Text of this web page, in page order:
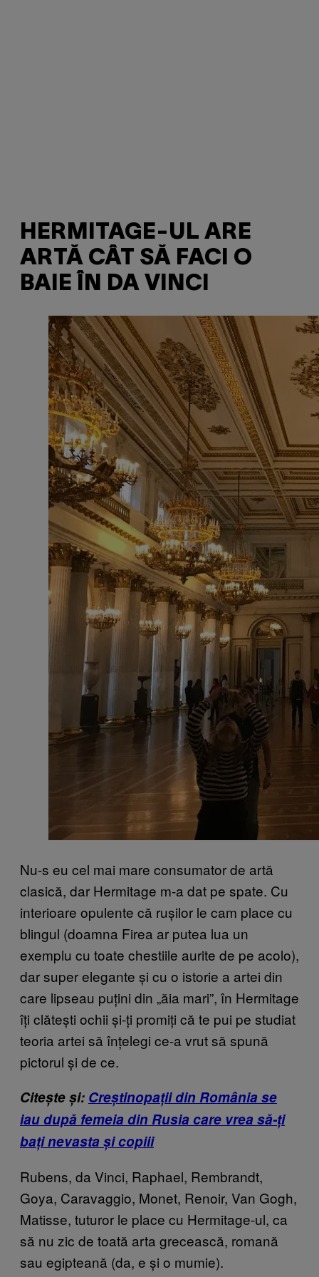
HERMITAGE-UL ARE
ARTĂ CÂT SĂ FACI O
BAIE ÎN DA VINCI
Nu-s eu cel mai mare consumator de artă
clasică, dar Hermitage m-a dat pe spate. Cu
interioare opulente că rușilor le cam place cu
blingul (doamna Firea ar putea lua un
exemplu cu toate chestiile aurite de pe acolo),
dar super elegante și cu o istorie a artei din
care lipseau puțini din „ăia mari”, în Hermitage
îți clătești ochii și-ți promiți că te pui pe studiat
teoria artei să înțelegi ce-a vrut să spună
pictorul și de ce.
Citește și: Creștinopații din România se
iau după femeia din Rusia care vrea să-ți
bați nevasta și copiii
Rubens, da Vinci, Raphael, Rembrandt,
Goya, Caravaggio, Monet, Renoir, Van Gogh,
Matisse, tuturor le place cu Hermitage-ul, ca
să nu zic de toată arta grecească, romană
sau egipteană (da, e și o mumie).